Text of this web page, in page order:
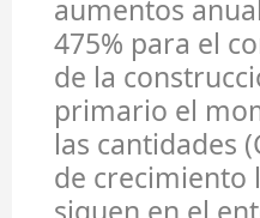
aumentos
475% para el
de la
primario el
las cantidades
de crecimiento